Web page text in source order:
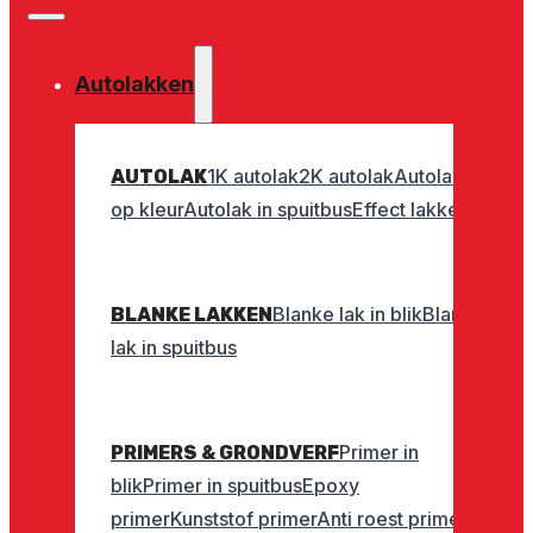
Autolakken
AUTOLAK1K autolak2K autolakAutolak
op kleurAutolak in spuitbusEffect lakken
BLANKE LAKKENBlanke lak in blikBlanke
lak in spuitbus
PRIMERS & GRONDVERFPrimer in
blikPrimer in spuitbusEpoxy
primerKunststof primerAnti roest primer